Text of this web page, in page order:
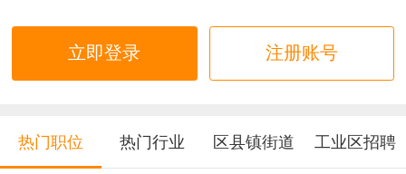
立即登录 注册账号
热门职位 热门行业 区县镇街道 工业区招聘